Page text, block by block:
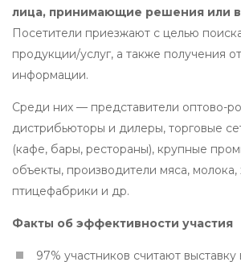
лица, принимающие решения или
Посетители приезжают с целью
продукции/услуг, а также получения
информации.
Среди них — представители оптово-
дистрибьюторы и дилеры, торговые
(кафе, бары, рестораны), крупные
объекты, производители мяса,
птицефабрики и др.
Факты об эффективности участия
97% участников считают